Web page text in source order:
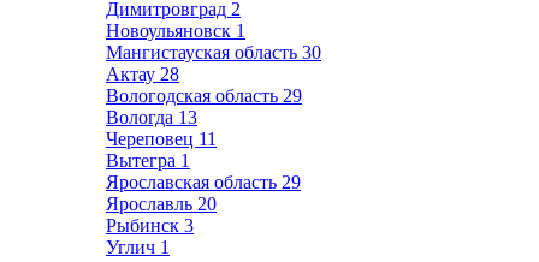
Димитровград 2
Новоульяновск 1
Мангистауская область 30
Актау 28
Вологодская область 29
Вологда 13
Череповец 11
Вытегра 1
Ярославская область 29
Ярославль 20
Рыбинск 3
Углич 1